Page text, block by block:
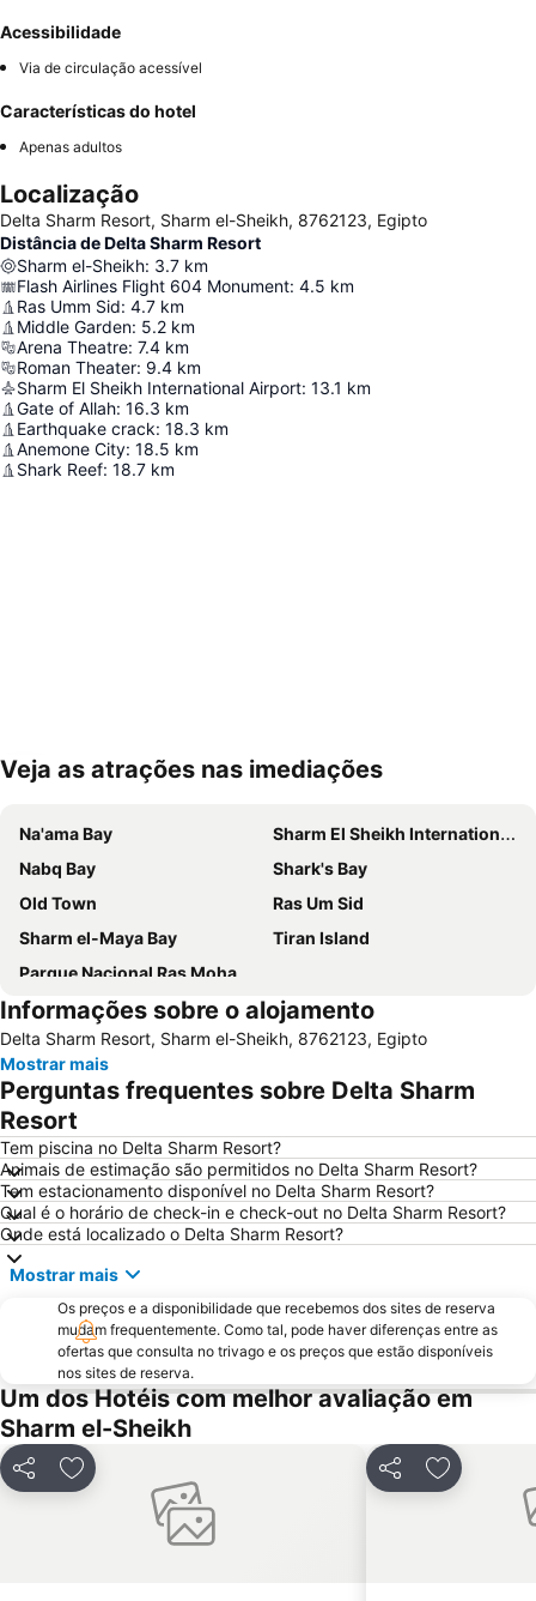
Acessibilidade
Via de circulação acessível
Características do hotel
Apenas adultos
Localização
Delta Sharm Resort, Sharm el-Sheikh, 8762123, Egipto
Distância de Delta Sharm Resort
Sharm el-Sheikh: 3.7 km
Flash Airlines Flight 604 Monument: 4.5 km
Ras Umm Sid: 4.7 km
Middle Garden: 5.2 km
Arena Theatre: 7.4 km
Roman Theater: 9.4 km
Sharm El Sheikh International Airport: 13.1 km
Gate of Allah: 16.3 km
Earthquake crack: 18.3 km
Anemone City: 18.5 km
Shark Reef: 18.7 km
Ampliar mapa
Veja as atrações nas imediações
Na'ama Bay
Sharm El Sheikh International Airport
Nabq Bay
Shark's Bay
Old Town
Ras Um Sid
Sharm el-Maya Bay
Tiran Island
Parque Nacional Ras Mohamed
Informações sobre o alojamento
Delta Sharm Resort, Sharm el-Sheikh, 8762123, Egipto
Mostrar mais
Perguntas frequentes sobre Delta Sharm
Resort
Tem piscina no Delta Sharm Resort?
Animais de estimação são permitidos no Delta Sharm Resort?
Tem estacionamento disponível no Delta Sharm Resort?
Qual é o horário de check-in e check-out no Delta Sharm Resort?
Onde está localizado o Delta Sharm Resort?
Mostrar mais
Os preços e a disponibilidade que recebemos dos sites de reserva
mudam frequentemente. Como tal, pode haver diferenças entre as
ofertas que consulta no trivago e os preços que estão disponíveis
nos sites de reserva.
Um dos Hotéis com melhor avaliação em
Sharm el-Sheikh
PartilharAdicionar aos favoritos PartilharAdicionar